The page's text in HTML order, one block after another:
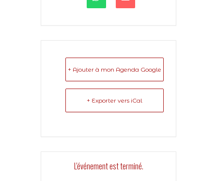
+ Ajouter à mon Agenda Google
+ Exporter vers iCal
L'événement est terminé.